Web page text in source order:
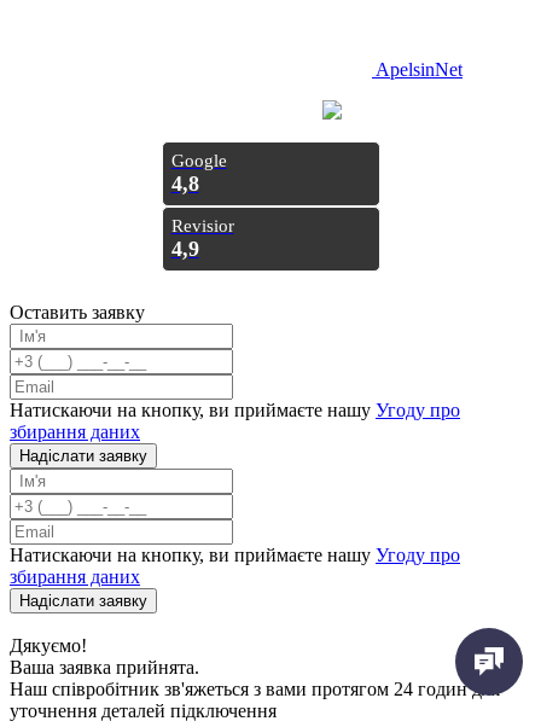
ApelsinNet
Google
4,8
Revisior
4,9
Оставить заявку
Натискаючи на кнопку, ви приймаєте нашу Угоду про
збирання даних
Надiслати заявку
Натискаючи на кнопку, ви приймаєте нашу Угоду про
збирання даних
Надiслати заявку
Дякуємо!
Ваша заявка прийнята.
Наш співробітник зв'яжеться з вами протягом 24 годин для
уточнення деталей підключення